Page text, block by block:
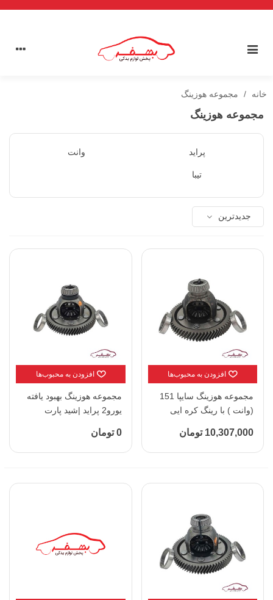
خانه / مجموعه هوزینگ
مجموعه هوزینگ
پراید وانت
تیبا
جدیدترین
افزودن به محبوب‌ها
مجموعه هوزینگ سایپا 151
(وانت ) با رینگ کره ایی
)
10,307,000 تومان
افزودن به محبوب‌ها
مجموعه هوزینگ بهبود یافته
یورو2 پراید |شید پارت
0 تومان